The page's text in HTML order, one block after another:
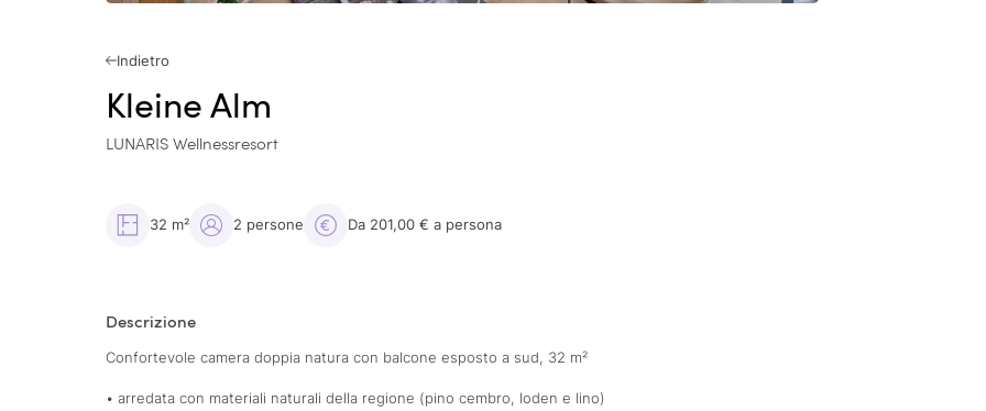
Indietro
Kleine Alm
LUNARIS Wellnessresort
32 m² 2 persone Da 201,00 € a persona
Descrizione
Confortevole camera doppia natura con balcone esposto a sud, 32 m²
• arredata con materiali naturali della regione (pino cembro, loden e lino)